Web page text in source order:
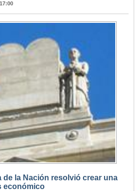
17:00
de la Nación resolvió crear una
económico